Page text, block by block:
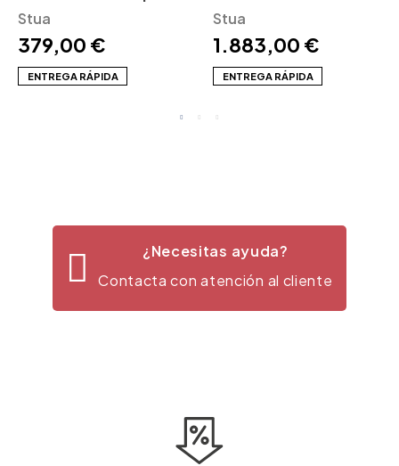
Stua
Stua
379,00 €
ENTREGA RÁPIDA
Stua
1.883,00 €
ENTREGA RÁPIDA
¿Necesitas ayuda?
Contacta con atención al cliente